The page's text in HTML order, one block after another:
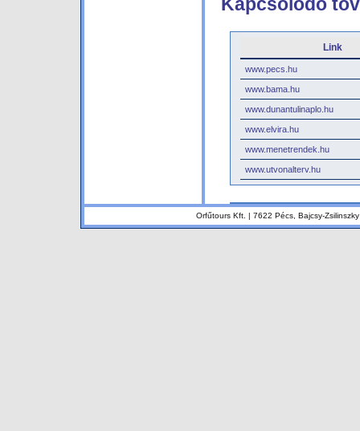
Link
www.pecs.hu
www.bama.hu
www.dunantulinaplo.hu
www.elvira.hu
www.menetrendek.hu
www.utvonalterv.hu
Orfűtours Kft. | 7622 Pécs, Bajcsy-